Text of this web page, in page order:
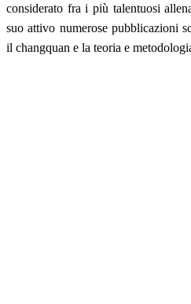
considerato fra i più talentuosi
suo attivo numerose pubblicazioni
il changquan e la teoria e